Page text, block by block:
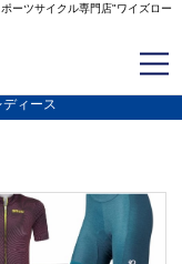
ーツサイクル専門店"ワイズロー
ディース